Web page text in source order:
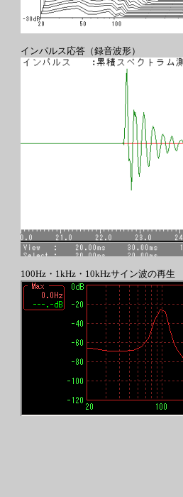
インパルス応答（録音波形）
100Hz・1kHz・10kHzサイン波の再生